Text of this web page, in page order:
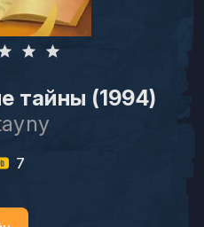
тайны (1994)
7